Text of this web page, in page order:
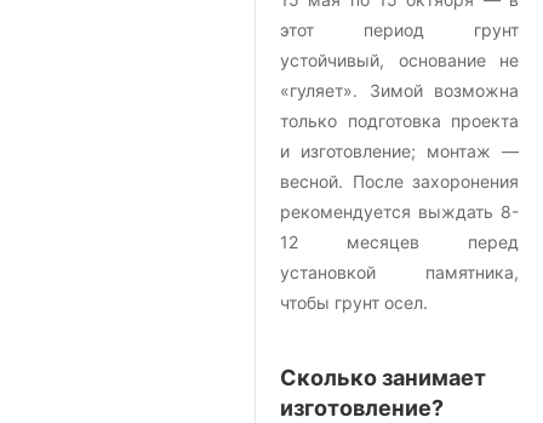
этот период грунт
устойчивый, основание не
«гуляет». Зимой возможна
только подготовка проекта
и изготовление; монтаж —
весной. После захоронения
рекомендуется выждать 8-
12 месяцев перед
установкой памятника,
чтобы грунт осел.
Сколько занимает
изготовление?